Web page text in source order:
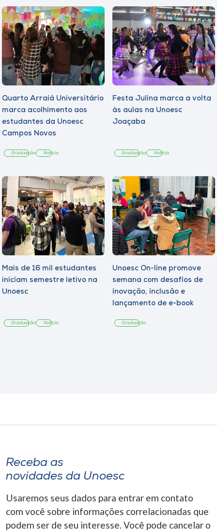
Quarto Arraiá Universitário
marca acolhimento aos
estudantes da Unoesc
Campos Novos
Graduação Notícia
Festa Julina marca a volta
às aulas na Unoesc
Joaçaba
Graduação Notícia
Mais de 16 mil estudantes
iniciam semestre letivo na
Unoesc
Graduação Notícia
Unoesc On-line promove
semana com desafios de
inovação, inclusão e
lançamento de e-book
Graduação
Receba as
novidades da Unoesc
Usaremos seus dados para entrar em contato
com você sobre informações correlacionadas que
podem ser de seu interesse. Você pode cancelar o